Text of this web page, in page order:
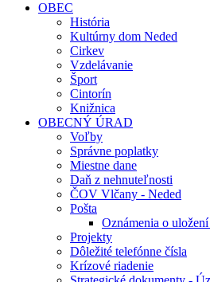
OBEC
História
Kultúrny dom Neded
Cirkev
Vzdelávanie
Šport
Cintorín
Knižnica
OBECNÝ ÚRAD
Voľby
Správne poplatky
Miestne dane
Daň z nehnuteľnosti
ČOV Vlčany - Neded
Pošta
Oznámenia o
Projekty
Dôležité telefónne čísla
Krízové riadenie